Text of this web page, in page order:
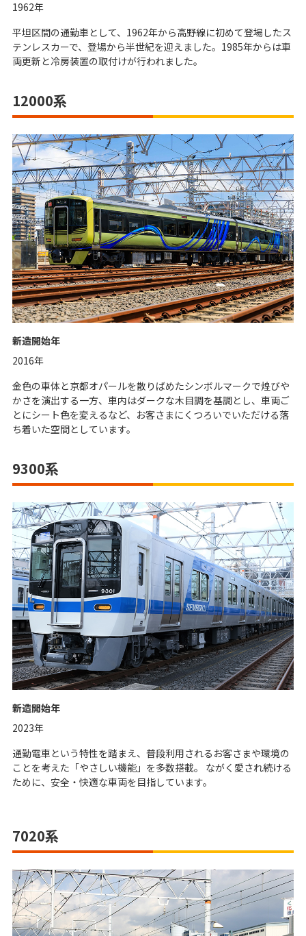
1962年
平坦区間の通勤車として、1962年から高野線に初めて登場したス
テンレスカーで、登場から半世紀を迎えました。1985年からは車
両更新と冷房装置の取付けが行われました。
12000系
新造開始年
2016年
金色の車体と京都オパールを散りばめたシンボルマークで煌びや
かさを演出する一方、車内はダークな木目調を基調とし、車両ご
とにシート色を変えるなど、お客さまにくつろいでいただける落
ち着いた空間としています。
9300系
新造開始年
2023年
通勤電車という特性を踏まえ、普段利用されるお客さまや環境の
ことを考えた「やさしい機能」を多数搭載。 ながく愛され続ける
ために、安全・快適な車両を目指しています。
7020系